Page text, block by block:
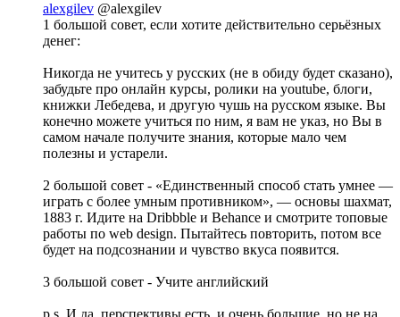
alexgilev @alexgilev
1 большой совет, если хотите действительно серьёзных
денег:
Никогда не учитесь у русских (не в обиду будет сказано),
забудьте про онлайн курсы, ролики на youtube, блоги,
книжки Лебедева, и другую чушь на русском языке. Вы
конечно можете учиться по ним, я вам не указ, но Вы в
самом начале получите знания, которые мало чем
полезны и устарели.
2 большой совет - «Единственный способ стать умнее —
играть с более умным противником», — основы шахмат,
1883 г. Идите на Dribbble и Behance и смотрите топовые
работы по web design. Пытайтесь повторить, потом все
будет на подсознании и чувство вкуса появится.
3 большой совет - Учите английский
p.s. И да, перспективы есть, и очень большие, но не на